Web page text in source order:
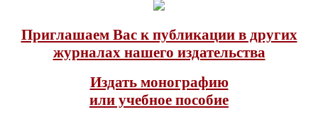
Приглашаем Вас к публикации в других
журналах нашего издательства
Издать монографию
или учебное пособие